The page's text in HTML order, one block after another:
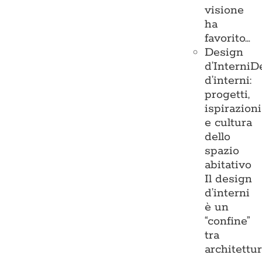
visione
ha
favorito…
Design
d’Interni
d’interni:
progetti,
ispirazioni
e cultura
dello
spazio
abitativo
Il design
d’interni
è un
“confine”
tra